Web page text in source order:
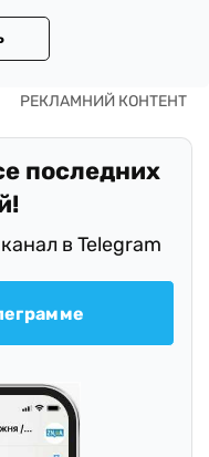
последних
в Telegram